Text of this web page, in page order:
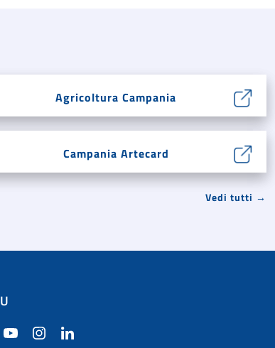
Agricoltura Campania
Campania Artecard
Vedi tutti →
Twitter YouTube Instagram